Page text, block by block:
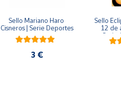
Sello Mariano Haro
Cisneros | Serie Deportes
3 €
Sello
12 de
Serie